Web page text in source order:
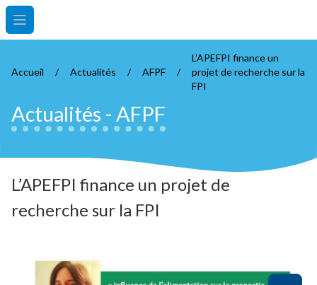
Open main menu
Accueil / Actualités / AFPF /
L’APEFPI finance un
projet de recherche sur la
FPI
Actualités - AFPF
L’APEFPI finance un projet de
recherche sur la FPI